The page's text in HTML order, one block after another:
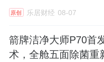
原创 乐居财经 08-07
箭牌洁净大师P70首
术，全舱五面除菌重